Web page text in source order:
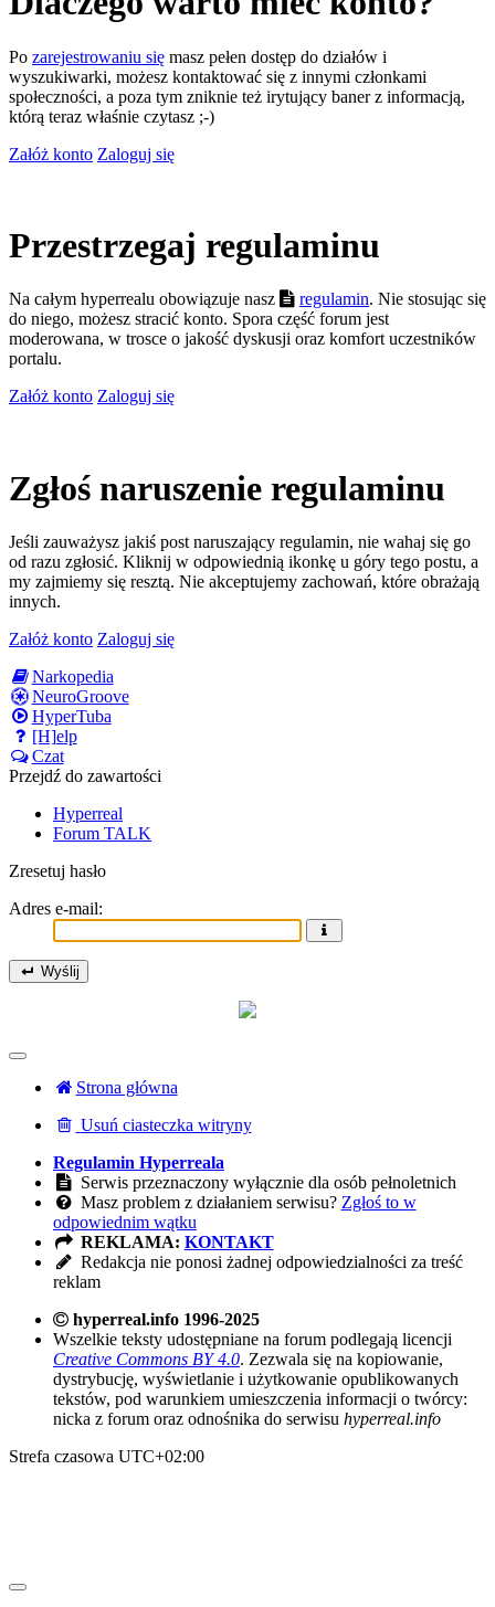
Po zarejestrowaniu się masz pełen dostęp do działów i
wyszukiwarki, możesz kontaktować się z innymi członkami
społeczności, a poza tym zniknie też irytujący baner z informacją,
którą teraz właśnie czytasz ;-)
Załóż konto Zaloguj się
Przestrzegaj regulaminu
Na całym hyperrealu obowiązuje nasz regulamin. Nie stosując się
do niego, możesz stracić konto. Spora część forum jest
moderowana, w trosce o jakość dyskusji oraz komfort uczestników
portalu.
Załóż konto Zaloguj się
Zgłoś naruszenie regulaminu
Jeśli zauważysz jakiś post naruszający regulamin, nie wahaj się go
od razu zgłosić. Kliknij w odpowiednią ikonkę u góry tego postu, a
my zajmiemy się resztą. Nie akceptujemy zachowań, które obrażają
innych.
Załóż konto Zaloguj się
Narkopedia
NeuroGroove
HyperTuba
[H]elp
Czat
Przejdź do zawartości
Hyperreal
Forum TALK
Zresetuj hasło
Adres e-mail:
Wyślij
Strona główna
Usuń ciasteczka witryny
Regulamin Hyperreala
Serwis przeznaczony wyłącznie dla osób pełnoletnich
Masz problem z działaniem serwisu? Zgłoś to w
odpowiednim wątku
REKLAMA: KONTAKT
Redakcja nie ponosi żadnej odpowiedzialności za treść
reklam
hyperreal.info 1996-2025
Wszelkie teksty udostępniane na forum podlegają licencji
Creative Commons BY 4.0. Zezwala się na kopiowanie,
dystrybucję, wyświetlanie i użytkowanie opublikowanych
tekstów, pod warunkiem umieszczenia informacji o twórcy:
nicka z forum oraz odnośnika do serwisu hyperreal.info
Strefa czasowa UTC+02:00